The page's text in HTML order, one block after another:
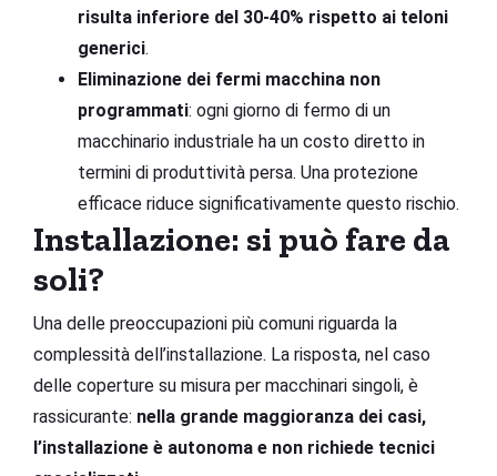
risulta inferiore del 30-40% rispetto ai teloni
generici.
Eliminazione dei fermi macchina non
programmati: ogni giorno di fermo di un
macchinario industriale ha un costo diretto in
termini di produttività persa. Una protezione
efficace riduce significativamente questo rischio.
Installazione: si può fare da
soli?
Una delle preoccupazioni più comuni riguarda la
complessità dell’installazione. La risposta, nel caso
delle coperture su misura per macchinari singoli, è
rassicurante: nella grande maggioranza dei casi,
l’installazione è autonoma e non richiede tecnici